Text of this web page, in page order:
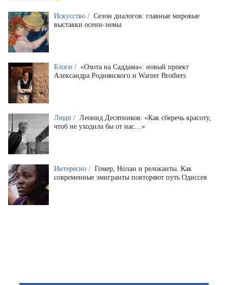
Искусство / Сезон диалогов: главные мировые
выставки осени-зимы
Блоги / «Охота на Саддама»: новый проект
Александра Роднянского и Warner Brothers
Люди / Леонид Десятников: «Как сберечь красоту,
чтоб не уходила бы от нас…»
Интересно / Гомер, Нолан и релоканты. Как
современные эмигранты повторяют путь Одиссея